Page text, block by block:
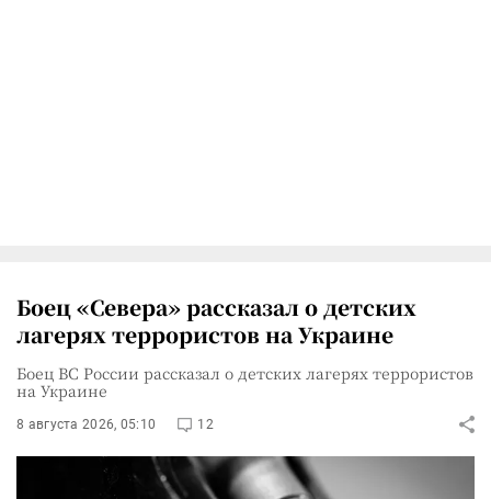
Боец «Севера» рассказал о детских
лагерях террористов на Украине
Боец ВС России рассказал о детских лагерях террористов
на Украине
8 августа 2026, 05:10 12